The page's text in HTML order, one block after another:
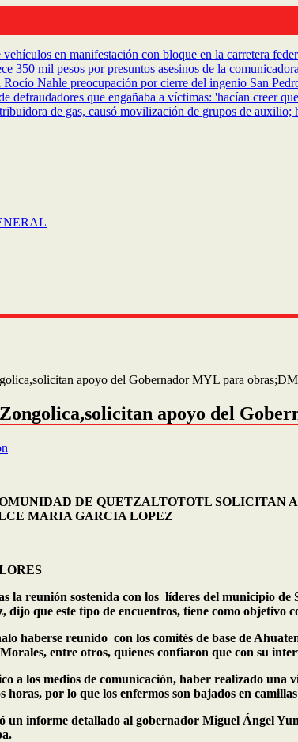
en manifestación con bloque en la carretera
350 mil pesos por presuntos asesinos de la
Rocío Nahle preocupación por cierre del ingenio San
defraudadores que engañaba a víctimas: 'hacían creer
de gas, causó movilización de grupos de auxilio;
apoyo del Gobernador MYL para
apoyo del
DE QUETZALTOTOTL SOLICITAN
MARIA GARCIA LOPEZ
la reunión sostenida con los líderes del municipio
que este tipo de encuentros, tiene como objetivo
haberse reunido con los comités de base de
entre otros, quienes confiaron que con su
a los medios de comunicación, haber realizado
horas, por lo que los enfermos son bajados en
un informe detallado al gobernador Miguel Ángel